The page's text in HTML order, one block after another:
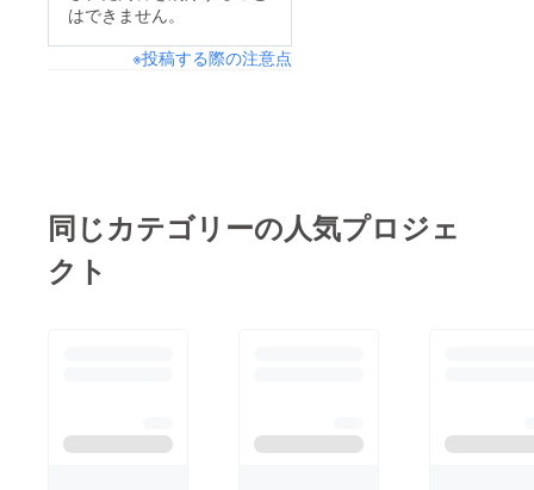
はできません。
※投稿する際の注意点
同じカテゴリーの人気プロジェ
クト